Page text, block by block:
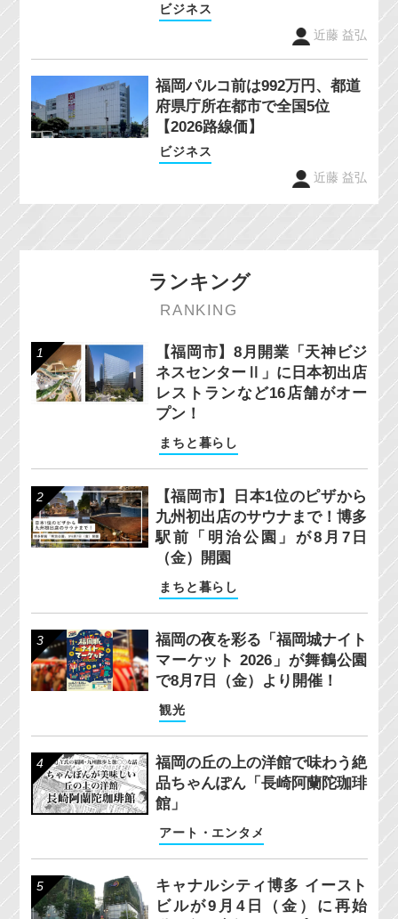
ビジネス
近藤 益弘
福岡パルコ前は992万円、都道
府県庁所在都市で全国5位
【2026路線価】
ビジネス
近藤 益弘
ランキング
RANKING
【福岡市】8月開業「天神ビジ
ネスセンターⅡ」に日本初出店
レストランなど16店舗がオー
プン！
まちと暮らし
【福岡市】日本1位のピザから
九州初出店のサウナまで！博多
駅前「明治公園」が8月7日
（金）開園
まちと暮らし
福岡の夜を彩る「福岡城ナイト
マーケット 2026」が舞鶴公園
で8月7日（金）より開催！
観光
福岡の丘の上の洋館で味わう絶
品ちゃんぽん「長崎阿蘭陀珈琲
館」
アート・エンタメ
キャナルシティ博多 イースト
ビルが9月4日（金）に再始